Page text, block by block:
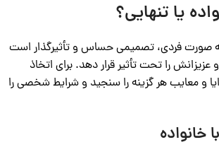
یا تنهایی؟
به‌ صورت فردی، تصمیمی حساس و تأثیرگذار است
را تحت تأثیر قرار دهد. برای اتخاذ
و معایب هر گزینه را سنجید و شرایط شخصی را
خانواده